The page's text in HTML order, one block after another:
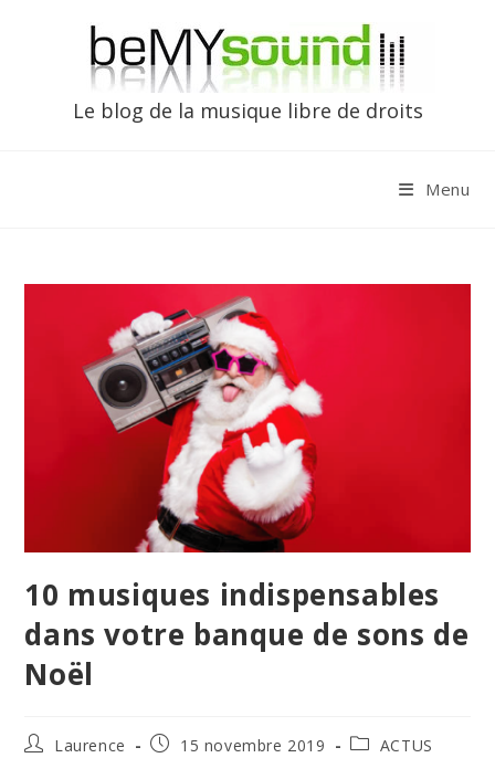
Le blog de la musique libre de droits
Menu
10 musiques indispensables
dans votre banque de sons de
Noël
Auteur/autrice
Laurence
Publication
15 novembre 2019
PostACTUS